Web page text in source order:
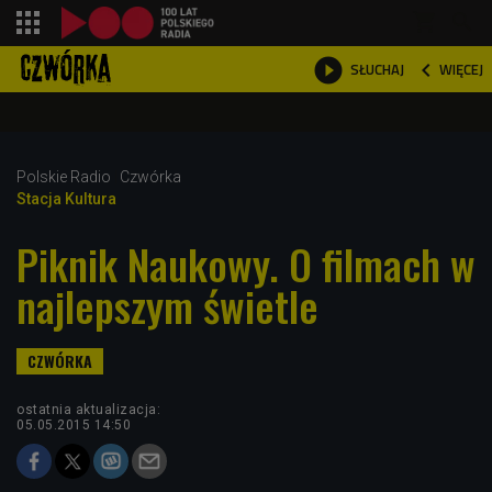
 SŁUCHAJ  WIĘCEJ

Polskie Radio
Czwórka
Stacja Kultura
Piknik Naukowy. O filmach w
najlepszym świetle
ostatnia aktualizacja:
05.05.2015 14:50